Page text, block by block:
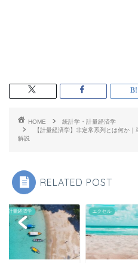
HOME
統計学・計量経済学
【計量経済学】非定常系列とは何か
解説
RELATED POST
エクセル